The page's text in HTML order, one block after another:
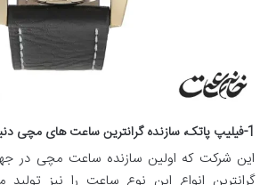
1-فیلیپ پاتک، سازنده گرانترین ساعت های مچی دنیا!
این شرکت که اولین سازنده ساعت مچی در